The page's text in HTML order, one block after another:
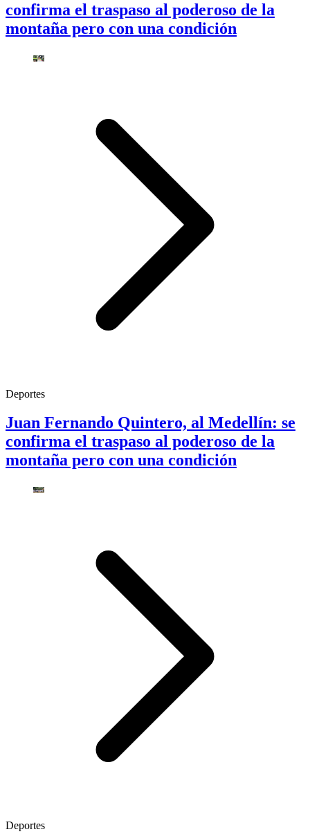
confirma el traspaso al poderoso de la
montaña pero con una condición
Deportes
Juan Fernando Quintero, al Medellín: se
confirma el traspaso al poderoso de la
montaña pero con una condición
Deportes